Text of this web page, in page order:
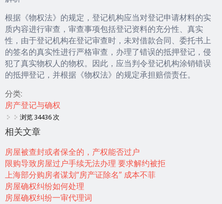
根据《物权法》的规定，登记机构应当对登记申请材料的实
质内容进行审查，审查事项包括登记资料的充分性、真实
性，由于登记机构在登记审查时，未对借款合同、委托书上
的签名的真实性进行严格审查，办理了错误的抵押登记，侵
犯了真实物权人的物权。因此，应当判令登记机构涂销错误
的抵押登记，并根据《物权法》的规定承担赔偿责任。
分类:
房产登记与确权
浏览 34436 次
相关文章
房屋被查封或者保全的，产权能否过户
限购导致房屋过户手续无法办理 要求解约被拒
上海部分购房者谋划“房产证除名” 成本不菲
房屋确权纠纷如何处理
房屋确权纠纷一审代理词